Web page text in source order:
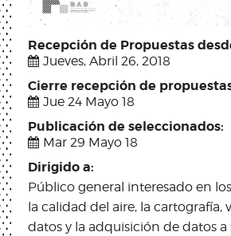
Recepción de Propuestas
Jueves, Abril 26, 2018
Cierre recepción de
Jue 24 Mayo 18
Publicación de seleccionados:
Mar 29 Mayo 18
Dirigido a:
Público general interesado en
la calidad del aire, la cartografía,
datos y la adquisición de datos a